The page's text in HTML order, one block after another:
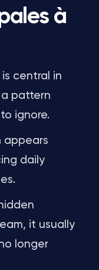
à
central in
a pattern
ignore.
appears
daily
it usually
longer